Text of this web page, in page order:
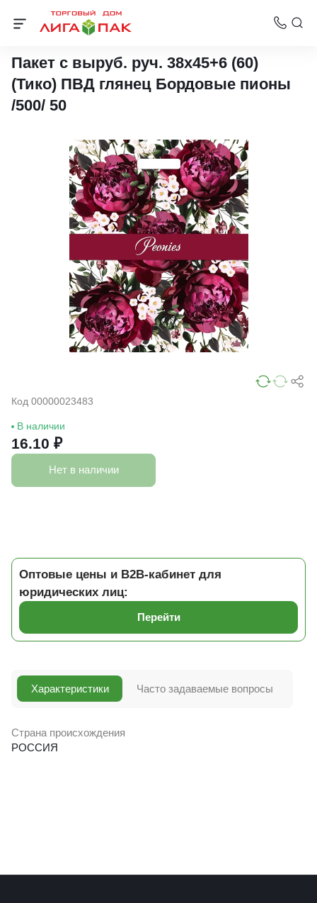
Пакеты с вырубной ручкой ТИКО-Пластик
Пакет с выруб. руч. 38х45+6 (60)
(Тико) ПВД глянец Бордовые пионы
/500/ 50
Код 00000023483
В наличии
16.10 ₽
Нет в наличии
Оптовые цены и B2B-кабинет для
юридических лиц:
Перейти
Характеристики
Страна происхождения
РОССИЯ
Часто задаваемые вопросы